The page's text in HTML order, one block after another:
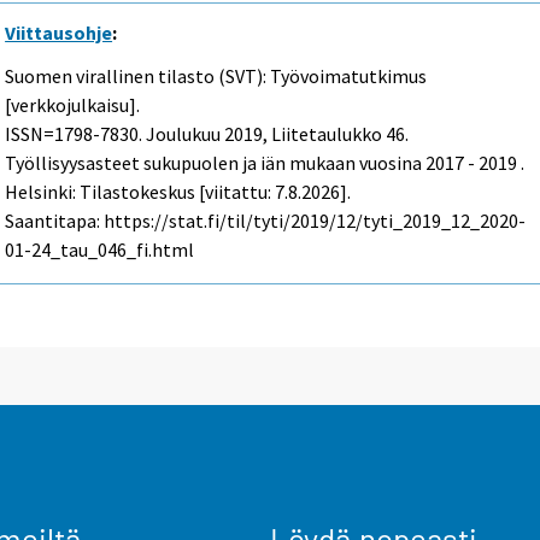
Viittausohje:
Suomen virallinen tilasto (SVT): Työvoimatutkimus
[verkkojulkaisu].
ISSN=1798-7830.Joulukuu 2019, Liitetaulukko 46.
Työllisyysasteet sukupuolen ja iän mukaan vuosina 2017 - 2019 .
Helsinki: Tilastokeskus [viitattu: 7.8.2026].
Saantitapa: https://stat.fi/til/tyti/2019/12/tyti_2019_12_2020-
01-24_tau_046_fi.html